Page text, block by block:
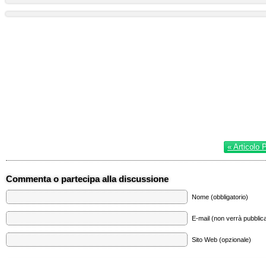
« Articolo
Commenta o partecipa alla discussione
Nome (obbligatorio)
E-mail (non verrà
Sito Web (opzionale)